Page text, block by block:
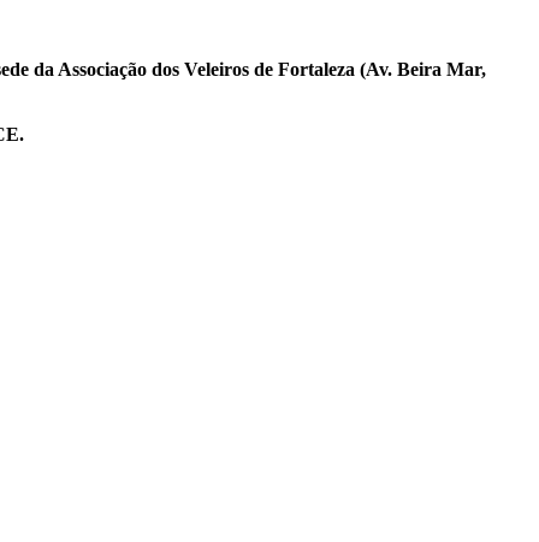
da Associação dos Veleiros de Fortaleza (Av. Beira Mar,